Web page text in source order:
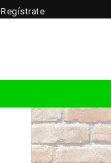
Regístrate